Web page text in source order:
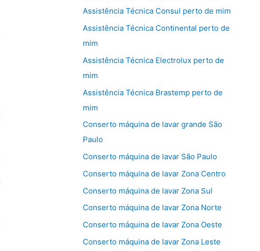
Assistência Técnica Consul perto de mim
Assistência Técnica Continental perto de
mim
Assistência Técnica Electrolux perto de
mim
Assistência Técnica Brastemp perto de
mim
Conserto máquina de lavar grande São
Paulo
Conserto máquina de lavar São Paulo
Conserto máquina de lavar Zona Centro
Conserto máquina de lavar Zona Sul
Conserto máquina de lavar Zona Norte
Conserto máquina de lavar Zona Oeste
Conserto máquina de lavar Zona Leste